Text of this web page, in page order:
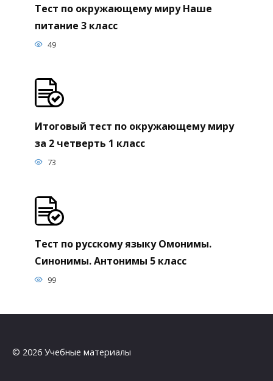
Тест по окружающему миру Наше
питание 3 класс
49
Итоговый тест по окружающему миру
за 2 четверть 1 класс
73
Тест по русскому языку Омонимы.
Синонимы. Антонимы 5 класс
99
© 2026 Учебные материалы